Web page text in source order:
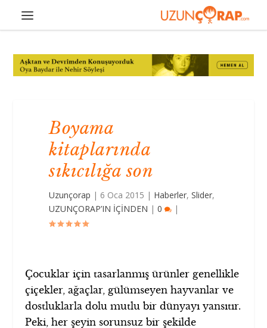
Boyama
kitaplarında
sıkıcılığa son
Uzunçorap | 6 Oca 2015 | Haberler,Slider,
UZUNÇORAP’IN İÇİNDEN |0 |
Çocuklar için tasarlanmış ürünler genellikle
çiçekler, ağaçlar, gülümseyen hayvanlar ve
dostluklarla dolu mutlu bir dünyayı yansıtır.
Peki, her şeyin sorunsuz bir şekilde